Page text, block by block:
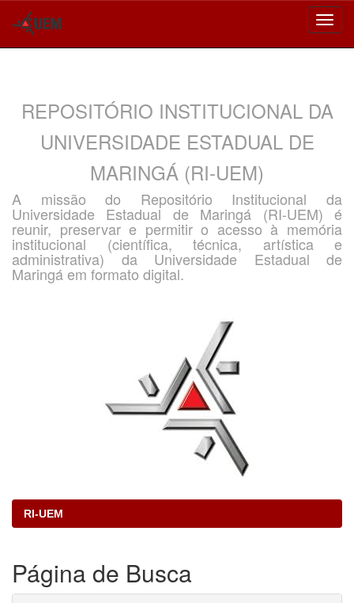
REPOSITÓRIO INSTITUCIONAL DA
UNIVERSIDADE ESTADUAL DE
MARINGÁ (RI-UEM)
A missão do Repositório Institucional da
Universidade Estadual de Maringá (RI-UEM) é
reunir, preservar e permitir o acesso à memória
institucional (científica, técnica, artística e
administrativa) da Universidade Estadual de
Maringá em formato digital.
RI-UEM
Página de Busca